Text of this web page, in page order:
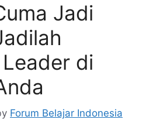
Jadi
di
Forum Belajar Indonesia